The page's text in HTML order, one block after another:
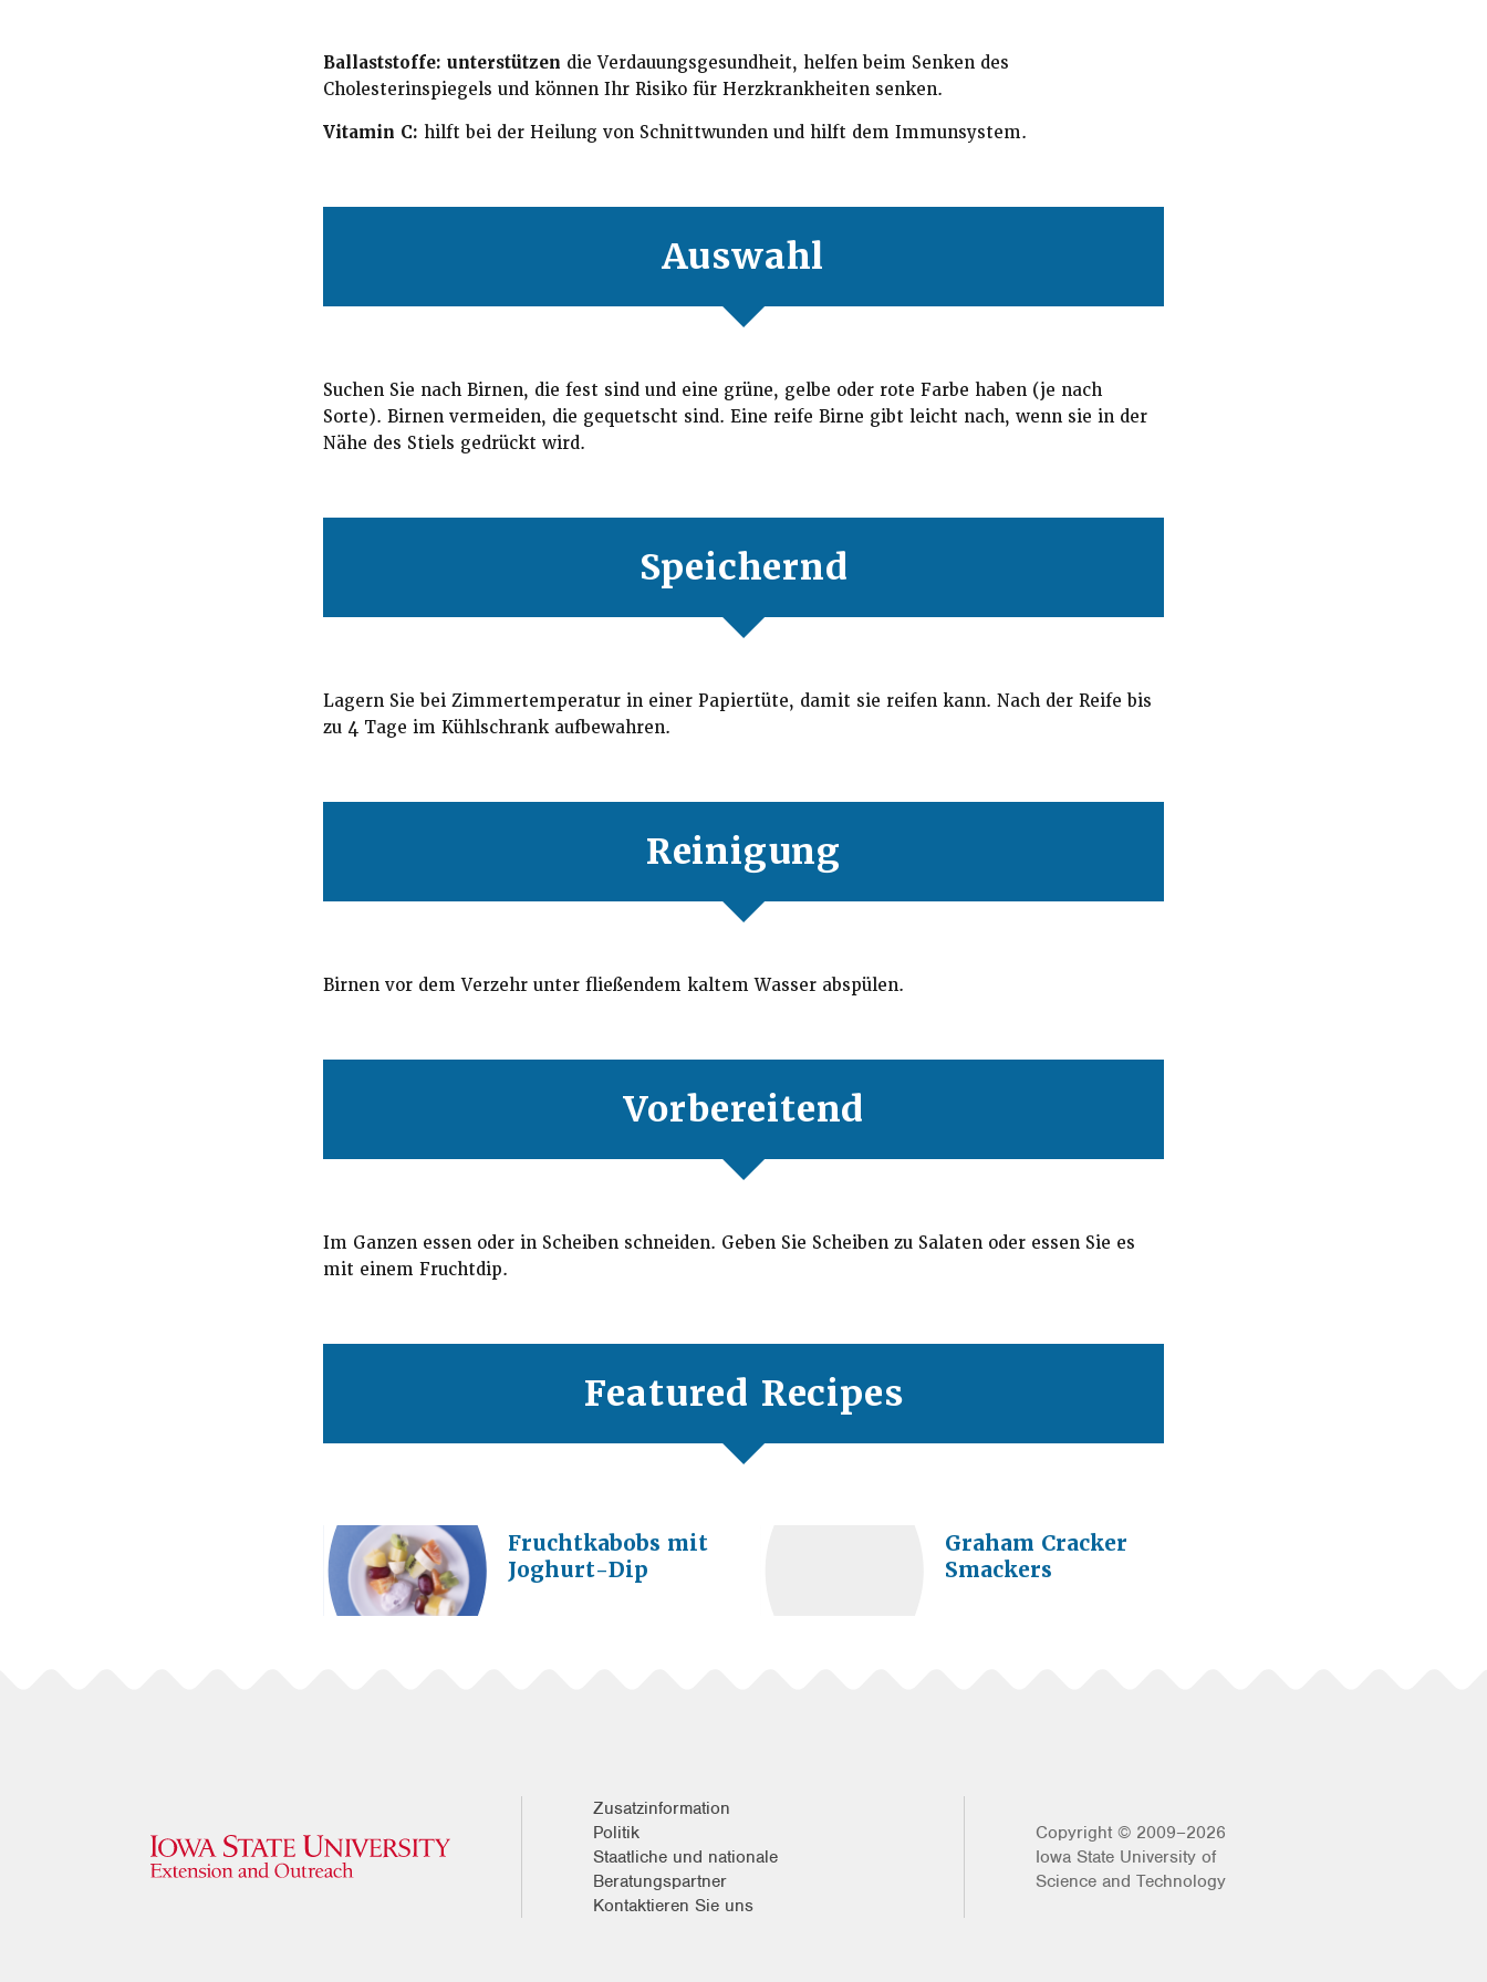
Ballaststoffe: unterstützen die Verdauungsgesundheit, helfen beim Senken des
Cholesterinspiegels und können Ihr Risiko für Herzkrankheiten senken.
Vitamin C: hilft bei der Heilung von Schnittwunden und hilft dem Immunsystem.
Auswahl
Suchen Sie nach Birnen, die fest sind und eine grüne, gelbe oder rote Farbe haben (je nach
Sorte). Birnen vermeiden, die gequetscht sind. Eine reife Birne gibt leicht nach, wenn sie in der
Nähe des Stiels gedrückt wird.
Speichernd
Lagern Sie bei Zimmertemperatur in einer Papiertüte, damit sie reifen kann. Nach der Reife bis
zu 4 Tage im Kühlschrank aufbewahren.
Reinigung
Birnen vor dem Verzehr unter fließendem kaltem Wasser abspülen.
Vorbereitend
Im Ganzen essen oder in Scheiben schneiden. Geben Sie Scheiben zu Salaten oder essen Sie es
mit einem Fruchtdip.
Featured Recipes
Fruchtkabobs mit
Joghurt-Dip
Graham Cracker
Smackers
Zusatzinformation
Politik
Staatliche und nationale
Beratungspartner
Kontaktieren Sie uns
Copyright © 2009–2026
Iowa State University of
Science and Technology